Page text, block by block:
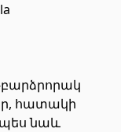
հատակի
նաև